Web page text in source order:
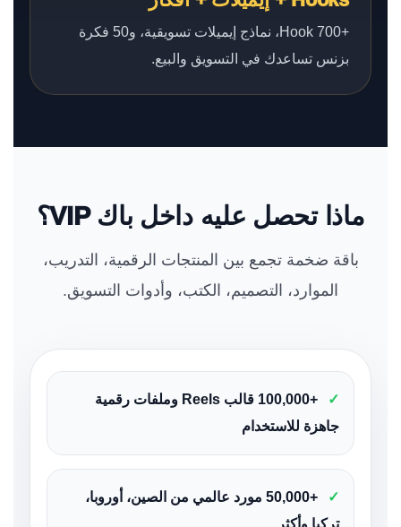
+700 Hook، نماذج إيميلات تسويقية، و50 فكرة
بزنس تساعدك في التسويق والبيع.
ماذا تحصل عليه داخل باك VIP؟
باقة ضخمة تجمع بين المنتجات الرقمية، التدريب،
الموارد، التصميم، الكتب، وأدوات التسويق.
✓
+100,000 قالب Reels وملفات رقمية
جاهزة للاستخدام
✓
+50,000 مورد عالمي من الصين، أوروبا،
تركيا وأكثر